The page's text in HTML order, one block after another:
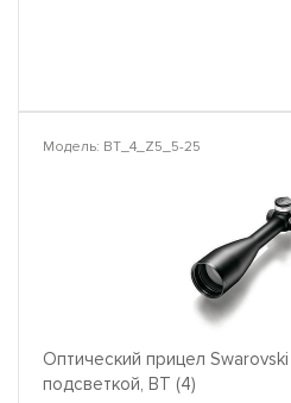
Модель: BT_4_Z5_5-25
Оптический прицел
подсветкой, BT (4)